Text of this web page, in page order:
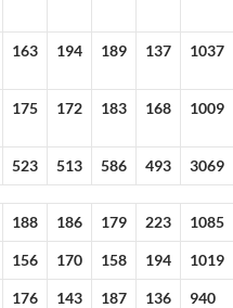
163 194 189 137 1037
175 172 183 168 1009
523 513 586 493 3069
188 186 179 223 1085
156 170 158 194 1019
176 143 187 136 940